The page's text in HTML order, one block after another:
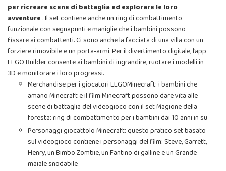
per ricreare scene di battaglia ed esplorare le loro
avventure . Il set contiene anche un ring di combattimento
funzionale con segnapunti e maniglie che i bambini possono
fissare ai combattenti. Ci sono anche la facciata di una villa con un
forziere rimovibile e un porta-armi. Per il divertimento digitale, l’app
LEGO Builder consente ai bambini di ingrandire, ruotare i modelli in
3D e monitorare i loro progressi.
Merchandise per i giocatori LEGOMinecraft: i bambini che
amano Minecraft e il film Minecraft possono dare vita alle
scene di battaglia del videogioco con il set Magione della
foresta: ring di combattimento per i bambini dai 10 anni in su
Personaggi giocattolo Minecraft: questo pratico set basato
sul videogioco contiene i personaggi del film: Steve, Garrett,
Henry, un Bimbo Zombie, un Fantino di galline e un Grande
maiale snodabile